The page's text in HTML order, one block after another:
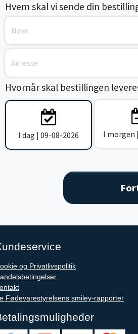
Hvem skal vi sende din
Hvornår skal bestillingen
I dag | 09-08-2026 I morgen
og Privatlivspolitik
Fødevarestyrelsens smiley-rapporter